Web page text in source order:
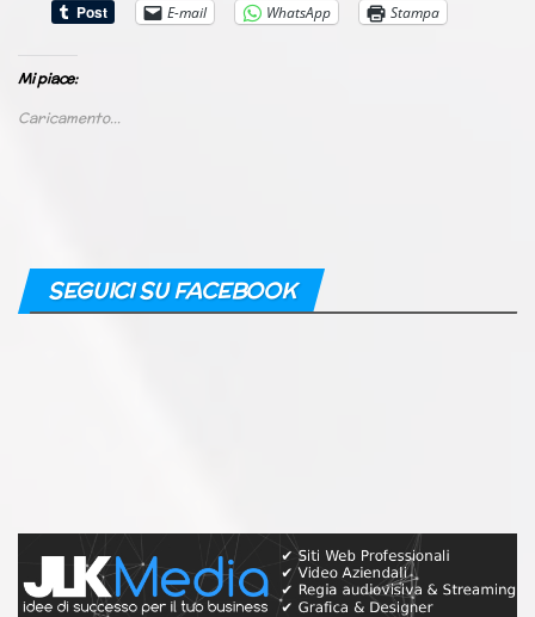
E-mail
WhatsApp Stampa
Mi piace:
Caricamento...
SEGUICI SU FACEBOOK